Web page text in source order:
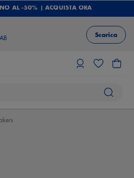
AL -50% | ACQUISTA ORA
Scarica